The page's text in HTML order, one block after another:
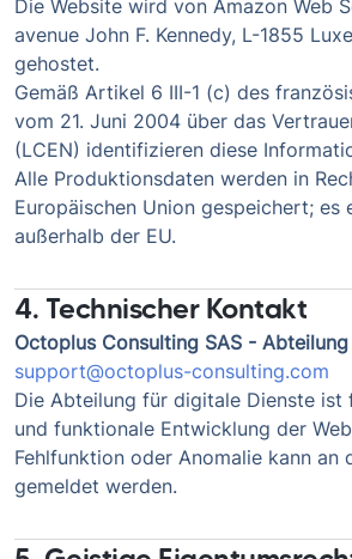
Die Website wird von Amazon Web
avenue John F. Kennedy, L-1855
gehostet.
Gemäß Artikel 6 III-1 (c) des
vom 21. Juni 2004 über das
(LCEN) identifizieren diese
Alle Produktionsdaten werden in
Europäischen Union gespeichert;
außerhalb der EU.
4. Technischer Kontakt
Octoplus Consulting SAS -
support@octoplus-consulting.com
Die Abteilung für digitale Dienste ist
und funktionale Entwicklung der
Fehlfunktion oder Anomalie kann an
gemeldet werden.